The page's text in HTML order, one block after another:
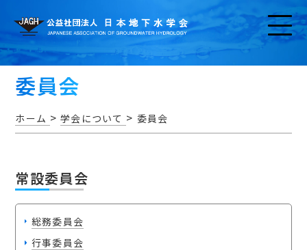
委員会
ホーム >学会について > 委員会
常設委員会
総務委員会
行事委員会